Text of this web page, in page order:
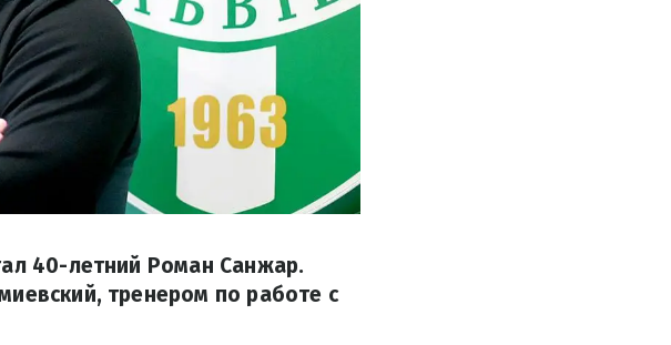
40-летний Роман Санжар.
тренером по работе с